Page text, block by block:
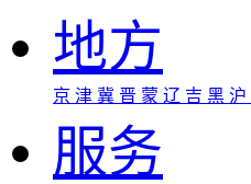
地方
京 津 冀 晋 蒙 辽 吉 黑 沪
服务